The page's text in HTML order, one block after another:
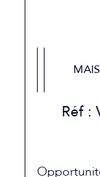
Réf :